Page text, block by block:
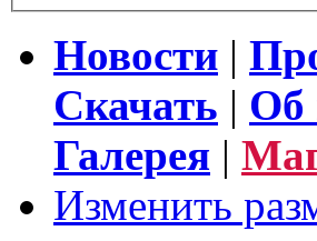
Новости |
Скачать | Об
Галерея |
Изменить